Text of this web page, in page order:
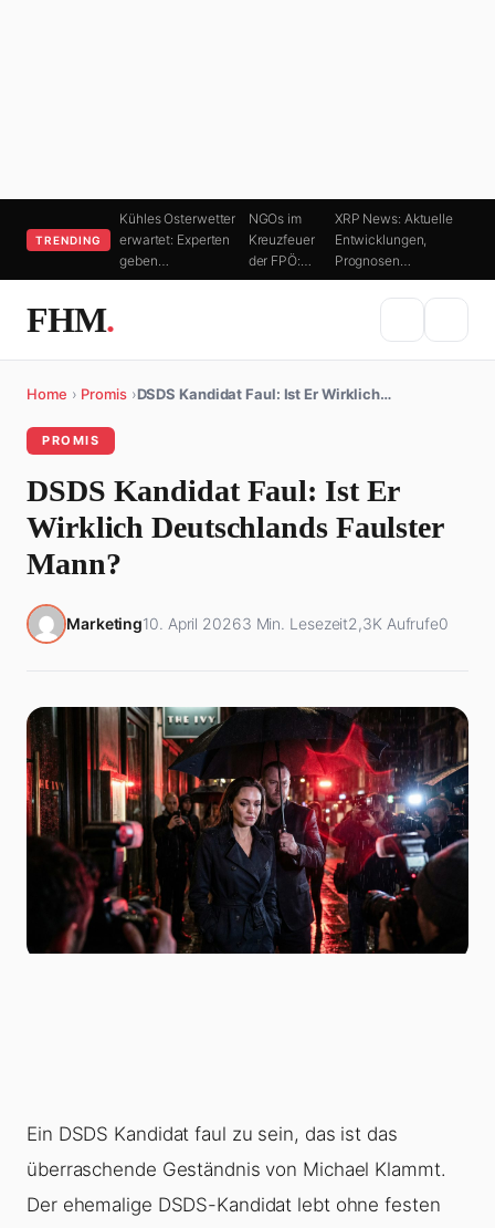
TRENDING
Kühles Osterwetter
erwartet: Experten
geben…
NGOs im
Kreuzfeuer
der FPÖ:…
XRP News: Aktuelle
Entwicklungen,
Prognosen…
FHM.
Home › Promis ›DSDS Kandidat Faul: Ist Er Wirklich…
PROMIS
DSDS Kandidat Faul: Ist Er
Wirklich Deutschlands Faulster
Mann?
Marketing10. April 20263 Min. Lesezeit2,3K Aufrufe0
Ein DSDS Kandidat faul zu sein, das ist das
überraschende Geständnis von Michael Klammt.
Der ehemalige DSDS-Kandidat lebt ohne festen